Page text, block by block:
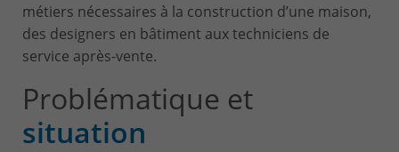
métiers nécessaires à la construction d’une maison,
des designers en bâtiment aux techniciens de
service après-vente.
Problématique et
situation